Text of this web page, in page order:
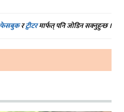
फेसबुकरट्वीटरमार्फत् पनि जोडिन सक्नुहुन्छ ।